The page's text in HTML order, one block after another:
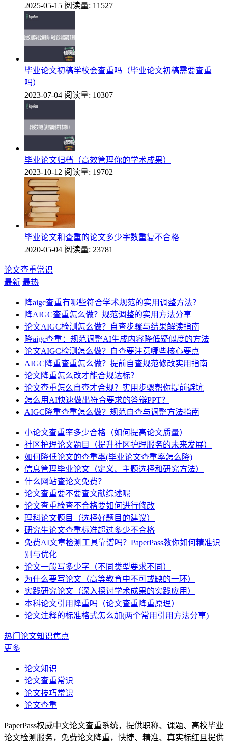
2025-05-15 阅读量: 11527
毕业论文初稿学校会查重吗（毕业论文初稿需要查重
吗）
2023-07-04 阅读量: 10307
毕业论文归档（高效管理你的学术成果）
2023-10-12 阅读量: 19702
毕业论文和查重的论文多少字数重复不合格
2020-05-04 阅读量: 23781
论文查重常识
最新 最热
降aigc查重有哪些符合学术规范的实用调整方法？
降AIGC查重怎么做？规范调整的实用方法分享
论文AIGC检测怎么做？自查步骤与结果解读指南
降aigc查重：规范调整AI生成内容降低疑似度的方法
论文AIGC检测怎么做？自查要注意哪些核心要点
AIGC降重查重怎么做？提前自查规范修改实用指南
论文降重怎么改才能合规达标？
论文查重怎么自查才合规？实用步骤帮你提前避坑
怎么用AI快速做出符合要求的答辩PPT？
AIGC降重查重怎么做？规范自查与调整方法指南
小论文查重率多少合格（如何提高论文质量）
社区护理论文题目（提升社区护理服务的未来发展）
如何降低论文的查重率(毕业论文查重率怎么降)
信息管理毕业论文（定义、主题选择和研究方法）
什么网站查论文免费？
论文查重要不要查文献综述呢
论文查重检查不合格要如何进行修改
理科论文题目（选择好题目的建议）
研究生论文查重标准超过多少不合格
免费AI文章检测工具靠谱吗？PaperPass教你如何精准识
别与优化
论文一般写多少字（不同类型要求不同）
为什么要写论文（高等教育中不可或缺的一环）
实践研究论文（深入探讨学术成果的实践应用）
本科论文引用降重吗（论文查重降重原理）
论文注释的标准格式怎么加(两个常用引用方法分享)
热门论文知识焦点
更多
论文知识
论文查重常识
论文技巧常识
论文查重
PaperPass权威中文论文查重系统，提供职称、课题、高校毕业
论文检测服务，免费论文降重，快捷、精准、真实标红且提供